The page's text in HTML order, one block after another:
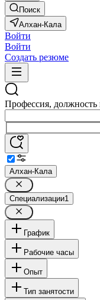
Поиск
Алхан-Кала
Войти
Войти
Создать резюме
Профессия,
Алхан-Кала
Специализации1
График
Рабочие часы
Опыт
Тип занятости